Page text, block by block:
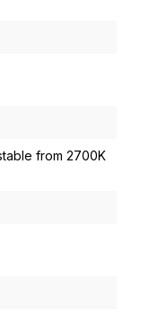
from 2700K